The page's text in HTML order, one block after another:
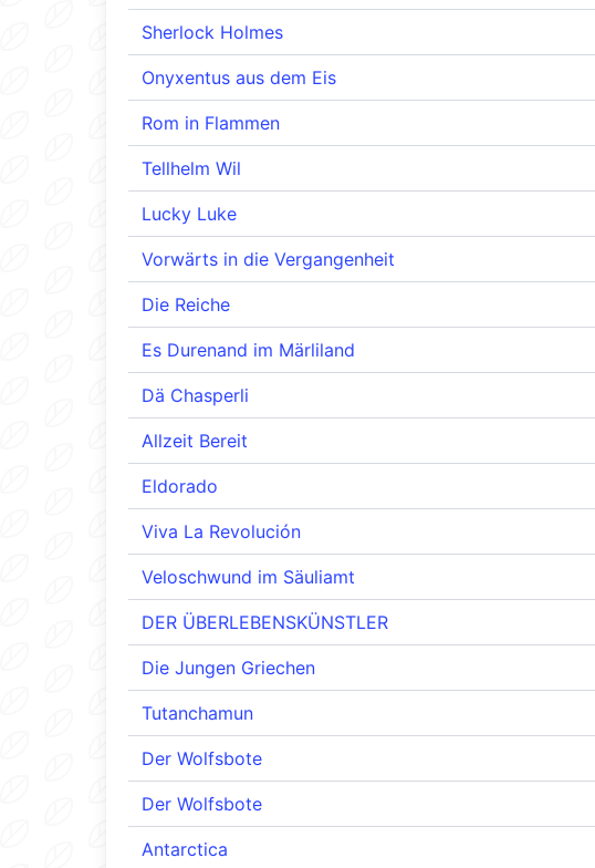
Sherlock Holmes
Onyxentus aus dem Eis
Rom in Flammen
Tellhelm Wil
Lucky Luke
Vorwärts in die Vergangenheit
Die Reiche
Es Durenand im Märliland
Dä Chasperli
Allzeit Bereit
Eldorado
Viva La Revolución
Veloschwund im Säuliamt
DER ÜBERLEBENSKÜNSTLER
Die Jungen Griechen
Tutanchamun
Der Wolfsbote
Der Wolfsbote
Antarctica